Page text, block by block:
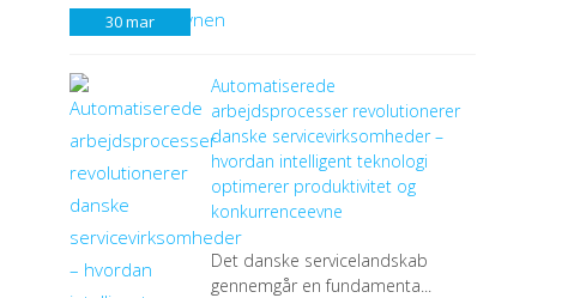
30mar
Automatiserede
arbejdsprocesser revolutionerer
danske servicevirksomheder –
hvordan intelligent teknologi
optimerer produktivitet og
konkurrenceevne
Det danske servicelandskab
gennemgår en fundamenta...